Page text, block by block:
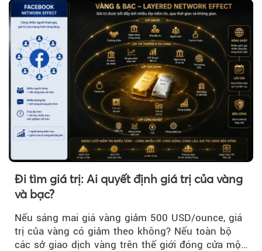
Đi tìm giá trị: Ai quyết định giá trị của vàng
và bạc?
Nếu sáng mai giá vàng giảm 500 USD/ounce, giá
trị của vàng có giảm theo không? Nếu toàn bộ
các sở giao dịch vàng trên thế giới đóng cửa một